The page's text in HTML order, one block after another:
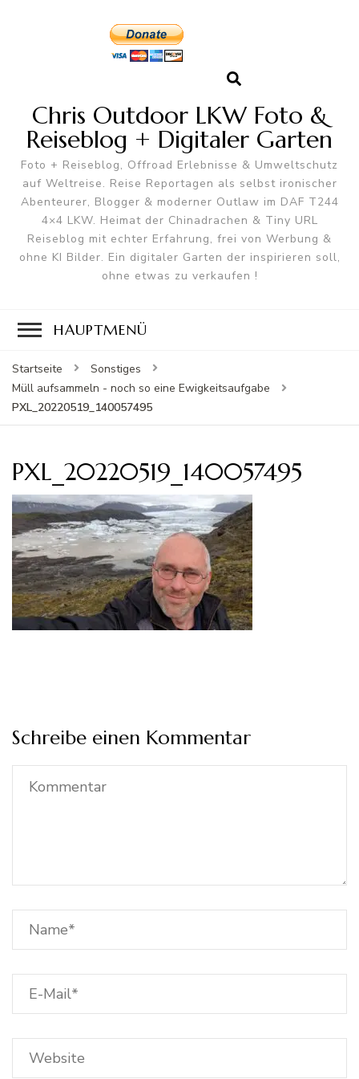
Chris Outdoor LKW Foto &
Reiseblog + Digitaler Garten
Foto + Reiseblog, Offroad Erlebnisse & Umweltschutz
auf Weltreise. Reise Reportagen als selbst ironischer
Abenteurer, Blogger & moderner Outlaw im DAF T244
4×4 LKW. Heimat der Chinadrachen & Tiny URL
Reiseblog mit echter Erfahrung, frei von Werbung &
ohne KI Bilder. Ein digitaler Garten der inspirieren soll,
ohne etwas zu verkaufen !
HAUPTMENÜ
Startseite
Sonstiges
Müll aufsammeln - noch so eine Ewigkeitsaufgabe
PXL_20220519_140057495
PXL_20220519_140057495
Schreibe einen Kommentar